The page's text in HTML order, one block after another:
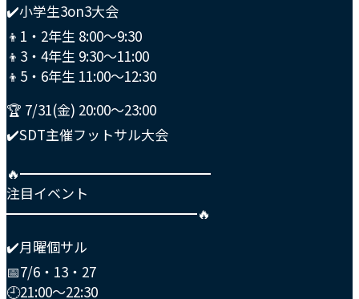
✔️小学生3on3大会
👦1・2年生 8:00〜9:30
👦3・4年生 9:30〜11:00
👦5・6年生 11:00〜12:30
🏆 7/31(金) 20:00〜23:00
✔️SDT主催フットサル大会
🔥━━━━━━━━━━━━━━
注目イベント
━━━━━━━━━━━━━━🔥
✔️月曜個サル
📅7/6・13・27
🕘21:00〜22:30